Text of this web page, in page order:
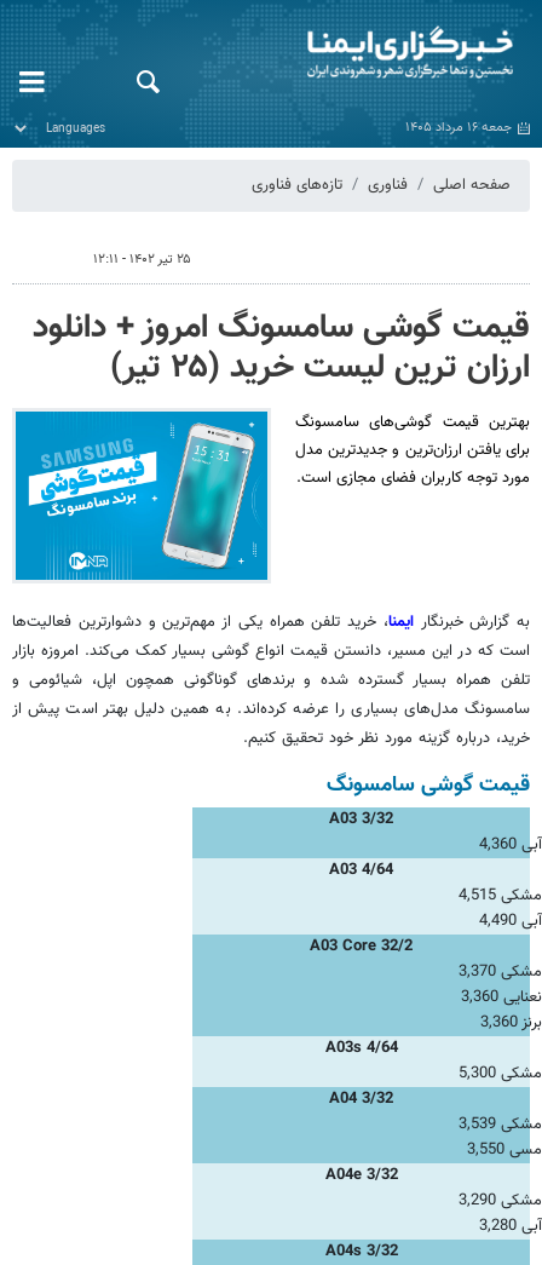
جمعه ۱۶ مرداد ۱۴۰۵
صفحه اصلی فناوری تازه‌های فناوری
۲۵ تیر ۱۴۰۲ - ۱۲:۱۱
قیمت گوشی سامسونگ امروز + دانلود
ارزان ترین لیست خرید (۲۵ تیر)
بهترین قیمت گوشی‌های سامسونگ
برای یافتن ارزان‌ترین و جدیدترین مدل
مورد توجه کاربران فضای مجازی است.
به گزارش خبرنگار ایمنا، خرید تلفن همراه یکی از مهم‌ترین و دشوارترین فعالیت‌ها
است که در این مسیر، دانستن قیمت انواع گوشی بسیار کمک می‌کند. امروزه بازار
تلفن همراه بسیار گسترده شده و برندهای گوناگونی همچون اپل، شیائومی و
سامسونگ مدل‌های بسیاری را عرضه کرده‌اند. به همین دلیل بهتر است پیش از
خرید، درباره گزینه مورد نظر خود تحقیق کنیم.
قیمت گوشی سامسونگ
A03 3/32
آبی 4,360
A03 4/64
مشکی 4,515
آبی 4,490
A03 Core 32/2
مشکی 3,370
نعنایی 3,360
برنز 3,360
A03s 4/64
مشکی 5,300
A04 3/32
مشکی 3,539
مسی 3,550
A04e 3/32
مشکی 3,290
آبی 3,280
A04s 3/32